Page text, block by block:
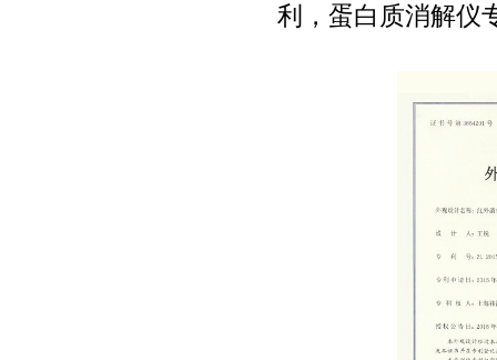
利，蛋白质消解仪